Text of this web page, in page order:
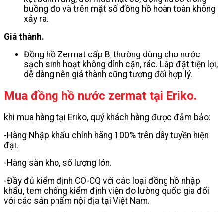
buồng đo và trên mặt số đồng hồ hoàn toàn không
xảy ra.
Giá thành.
Đồng hồ Zermat cấp B, thường dùng cho nước
sạch sinh hoạt không dính cặn, rác. Lắp đặt tiện lợi,
dễ dàng nên giá thành cũng tương đối hợp lý.
Mua đồng hồ nước zermat tại Eriko.
khi mua hàng tại Eriko, quý khách hàng được đảm bảo:
-Hàng Nhập khẩu chính hãng 100% trên dây tuyền hiện
đại.
-Hàng sẵn kho, số lượng lớn.
-Đầy đủ kiểm định CO-CQ với các loại đồng hồ nhập
khẩu, tem chống kiểm định viện đo lường quốc gia đối
với các sản phẩm nội địa tại Việt Nam.